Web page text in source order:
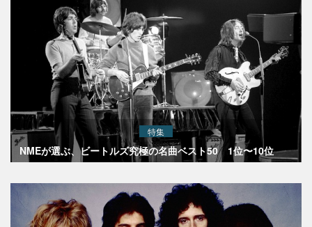
特集
NMEが選ぶ、ビートルズ究極の名曲ベスト50 1位〜10位